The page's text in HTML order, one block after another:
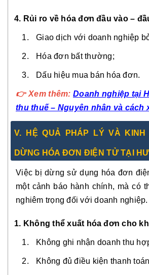
4. Rủi ro về hóa đơn đầu vào –
Giao dịch với doanh nghiệp
Hóa đơn bất thường;
Dấu hiệu mua bán hóa đơn.
👉 Xem thêm: Doanh nghiệp tại
thu thuế – Nguyên nhân và cách
V. HỆ QUẢ PHÁP LÝ VÀ KINH
DỪNG HÓA ĐƠN ĐIỆN TỬ TẠI
Việc bị dừng sử dụng hóa đơn
một cảnh báo hành chính, mà có
nghiêm trọng đối với doanh nghiệp.
1. Không thể xuất hóa đơn cho
Không ghi nhận doanh thu
Không đủ điều kiện thanh